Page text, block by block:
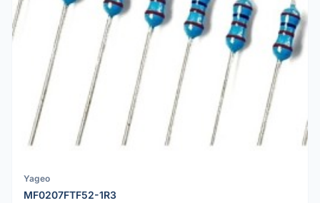
Yageo
MF0207FTF52-1R3